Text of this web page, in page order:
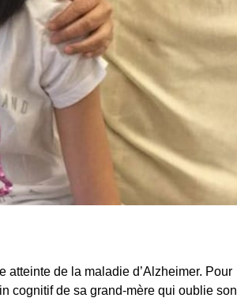
atteinte de la maladie d’Alzheimer. Pour
cognitif de sa grand-mère qui oublie son